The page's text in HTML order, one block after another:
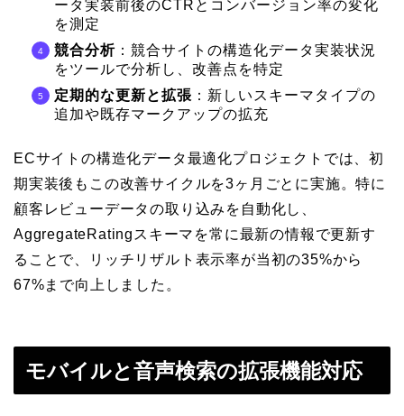
ータ実装前後のCTRとコンバージョン率の変化
を測定
競合分析 ：競合サイトの構造化データ実装状況
をツールで分析し、改善点を特定
定期的な更新と拡張 ：新しいスキーマタイプの
追加や既存マークアップの拡充
ECサイトの構造化データ最適化プロジェクトでは、初
期実装後もこの改善サイクルを3ヶ月ごとに実施。特に
顧客レビューデータの取り込みを自動化し、
AggregateRatingスキーマを常に最新の情報で更新す
ることで、リッチリザルト表示率が当初の35%から
67%まで向上しました。
モバイルと音声検索の拡張機能対応